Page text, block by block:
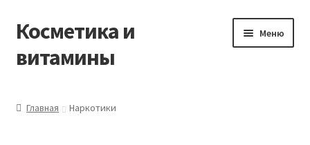
Перейти
к
навигации
Перейти
к
содержимому
Косметика и
витамины
Меню
Главная Наркотики